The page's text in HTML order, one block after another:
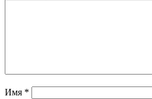
Имя *